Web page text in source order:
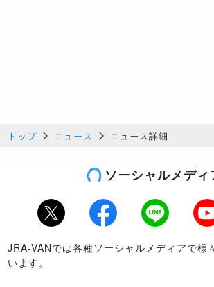
トップ ニュース ニュース詳細
ソーシャルメディ
Twitter Facebook LINE
JRA-VANでは各種ソーシャルメディアで様
います。